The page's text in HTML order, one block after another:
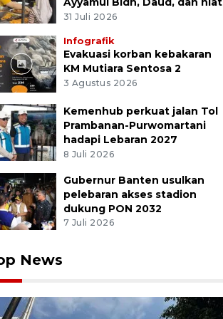
31 Juli 2026
Infografik
Evakuasi korban kebakaran
KM Mutiara Sentosa 2
3 Agustus 2026
Kemenhub perkuat jalan Tol
Prambanan-Purwomartani
hadapi Lebaran 2027
8 Juli 2026
Gubernur Banten usulkan
pelebaran akses stadion
dukung PON 2032
7 Juli 2026
News